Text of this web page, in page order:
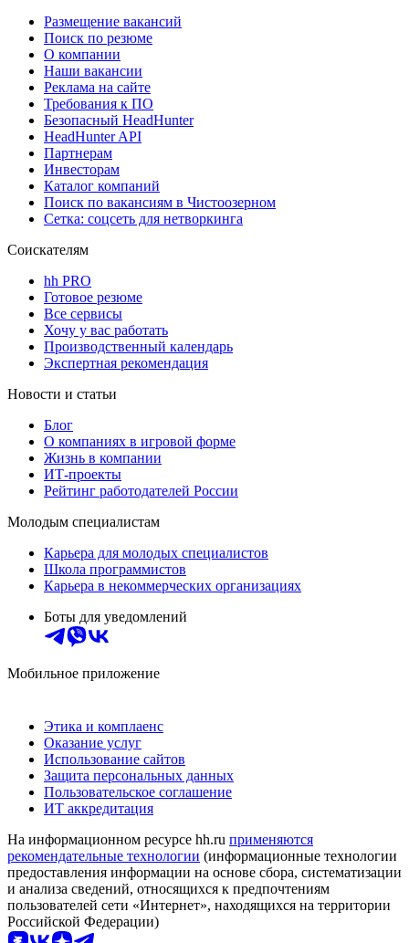
Размещение вакансий
Поиск по резюме
О компании
Наши вакансии
Реклама на сайте
Требования к ПО
Безопасный HeadHunter
HeadHunter API
Партнерам
Инвесторам
Каталог компаний
Поиск по вакансиям в Чистоозерном
Сетка: соцсеть для нетворкинга
Соискателям
hh PRO
Готовое резюме
Все сервисы
Хочу у вас работать
Производственный календарь
Экспертная рекомендация
Новости и статьи
Блог
О компаниях в игровой форме
Жизнь в компании
ИТ-проекты
Рейтинг работодателей России
Молодым специалистам
Карьера для молодых специалистов
Школа программистов
Карьера в некоммерческих организациях
Боты для уведомлений
Мобильное приложение
Этика и комплаенс
Оказание услуг
Использование сайтов
Защита персональных данных
Пользовательское соглашение
ИТ аккредитация
На информационном ресурсе hh.ru применяются
рекомендательные технологии (информационные технологии
предоставления информации на основе сбора, систематизации
и анализа сведений, относящихся к предпочтениям
пользователей сети «Интернет», находящихся на территории
Российской Федерации)